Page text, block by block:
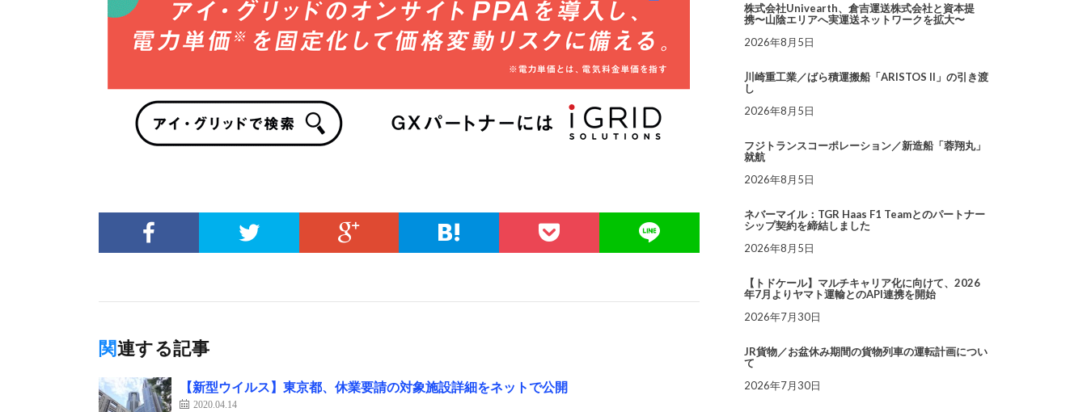
関連する記事
【新型ウイルス】東京都、休業要請の対象施設詳細をネットで公開
2020.04.14
株式会社Univearth、倉吉運送株式会社と資本提
携〜山陰エリアへ実運送ネットワークを拡大〜
2026年8月5日
川崎重工業／ばら積運搬船「ARISTOS II」の引き渡
し
2026年8月5日
フジトランスコーポレーション／新造船「蓉翔丸」
就航
2026年8月5日
ネバーマイル：TGR Haas F1 Teamとのパートナー
シップ契約を締結しました
2026年8月5日
【トドケール】マルチキャリア化に向けて、2026
年7月よりヤマト運輸とのAPI連携を開始
2026年7月30日
JR貨物／お盆休み期間の貨物列車の運転計画につい
て
2026年7月30日